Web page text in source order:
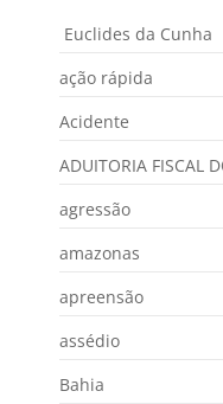
Euclides da Cunha
ação rápida
Acidente
ADUITORIA FISCAL
agressão
amazonas
apreensão
assédio
Bahia